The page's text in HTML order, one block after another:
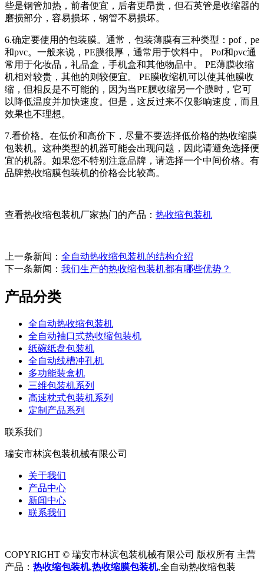
些是钢管加热，前者便宜，后者更昂贵，但石英管是收缩器的
磨损部分，容易损坏，钢管不易损坏。
6.确定要使用的包装膜。通常，包装薄膜有三种类型：pof，pe
和pvc。一般来说，PE膜很厚，通常用于饮料中。 Pof和pvc通
常用于化妆品，礼品盒，手机盒和其他物品中。 PE薄膜收缩
机相对较贵，其他的则较便宜。 PE膜收缩机可以使其他膜收
缩，但相反是不可能的，因为当PE膜收缩另一个膜时，它可
以降低温度并加快速度。但是，这反过来不仅影响速度，而且
效果也不理想。
7.看价格。在低价和高价下，尽量不要选择低价格的热收缩膜
包装机。这种类型的机器可能会出现问题，因此请避免选择便
宜的机器。如果您不特别注意品牌，请选择一个中间价格。有
品牌热收缩膜包装机的价格会比较高。
查看热收缩包装机厂家热门的产品： 热收缩包装机
上一条新闻： 全自动热收缩包装机的结构介绍
下一条新闻： 我们生产的热收缩包装机都有哪些优势？
产品分类
全自动热收缩包装机
全自动袖口式热收缩包装机
纸碗纸盘包装机
全自动线槽冲孔机
多功能装盒机
三维包装机系列
高速枕式包装机系列
定制产品系列
联系我们
瑞安市林滨包装机械有限公司
关于我们
产品中心
新闻中心
联系我们
COPYRIGHT © 瑞安市林滨包装机械有限公司 版权所有 主营
产品： 热收缩包装机,热收缩膜包装机,全自动热收缩包装